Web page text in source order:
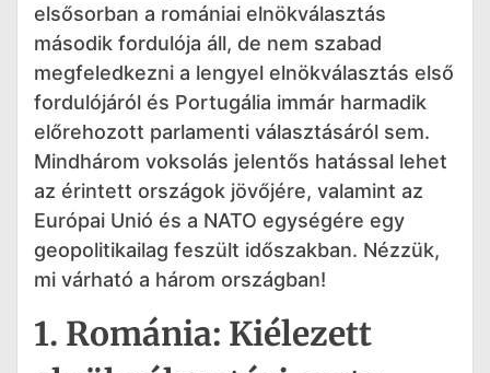
elsősorban a romániai elnökválasztás
második fordulója áll, de nem szabad
megfeledkezni a lengyel elnökválasztás első
fordulójáról és Portugália immár harmadik
előrehozott parlamenti választásáról sem.
Mindhárom voksolás jelentős hatással lehet
az érintett országok jövőjére, valamint az
Európai Unió és a NATO egységére egy
geopolitikailag feszült időszakban. Nézzük,
mi várható a három országban!
1. Románia: Kiélezett